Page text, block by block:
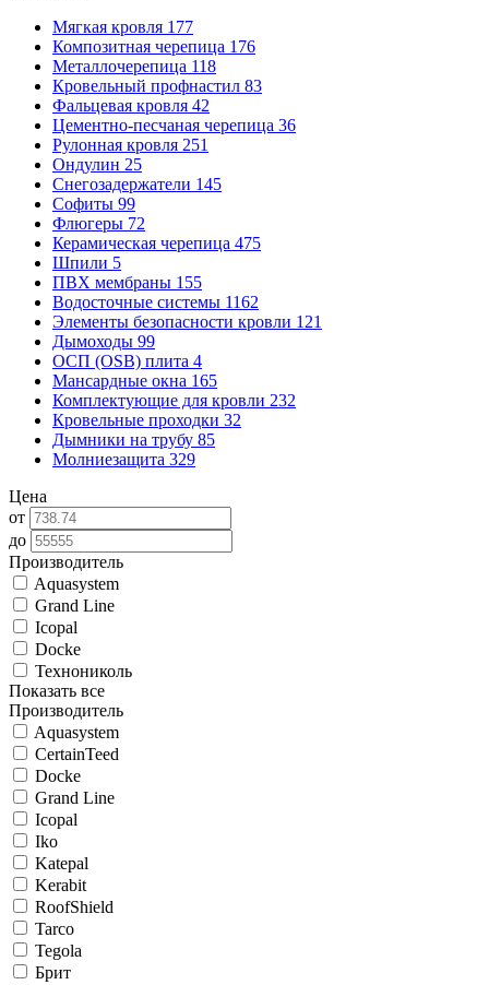
Мягкая кровля 177
Композитная черепица 176
Металлочерепица 118
Кровельный профнастил 83
Фальцевая кровля 42
Цементно-песчаная черепица 36
Рулонная кровля 251
Ондулин 25
Снегозадержатели 145
Софиты 99
Флюгеры 72
Керамическая черепица 475
Шпили 5
ПВХ мембраны 155
Водосточные системы 1162
Элементы безопасности кровли 121
Дымоходы 99
ОСП (OSB) плита 4
Мансардные окна 165
Комплектующие для кровли 232
Кровельные проходки 32
Дымники на трубу 85
Молниезащита 329
Цена
от
до
Производитель
Aquasystem
Grand Line
Icopal
Docke
Технониколь
Показать все
Производитель
Aquasystem
CertainTeed
Docke
Grand Line
Icopal
Iko
Katepal
Kerabit
RoofShield
Tarco
Tegola
Брит